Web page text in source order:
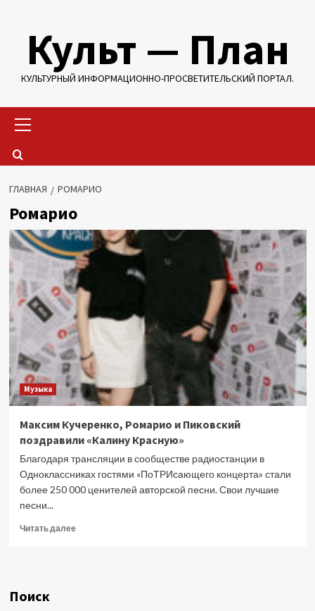
содержимому
Культ — План
КУЛЬТУРНЫЙ ИНФОРМАЦИОННО-ПРОСВЕТИТЕЛЬСКИЙ ПОРТАЛ.
меню
ГЛАВНАЯ РОМАРИО
Ромарио
Музыка
Максим Кучеренко, Ромарио и Пиковский
поздравили «Калину Красную»
Благодаря трансляции в сообществе радиостанции в
Одноклассниках гостями «ПоТРИсающего концерта» стали
более 250 000 ценителей авторской песни. Свои лучшие
песни...
Читать далееПрочитать
Поиск